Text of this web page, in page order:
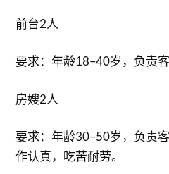
前台2人
要求：年龄18–40岁，负责
房嫂2人
要求：年龄30–50岁，负责
作认真，吃苦耐劳。